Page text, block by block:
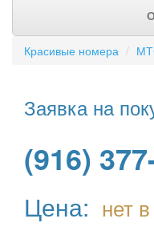
Красивые номера
Заявка на
(916)
Цена: нет